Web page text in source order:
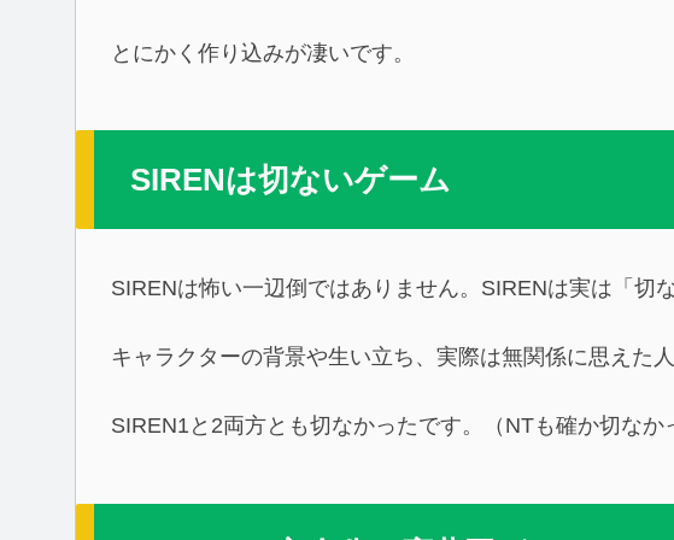
とにかく作り込みが凄いです。
SIRENは切ないゲーム
SIRENは怖い一辺倒ではありません。SIRENは実は「切
キャラクターの背景や生い立ち、実際は無関係に思えた
SIREN1と2両方とも切なかったです。（NTも確か切なか